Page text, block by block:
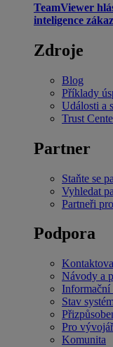
TeamViewer
inteligence
Zdroje
Blog
Příklady
Události a
Trust
Partner
Staňte se
Vyhledat
Partneři
Podpora
Návody a
Informační
Stav
Pro
Komunita